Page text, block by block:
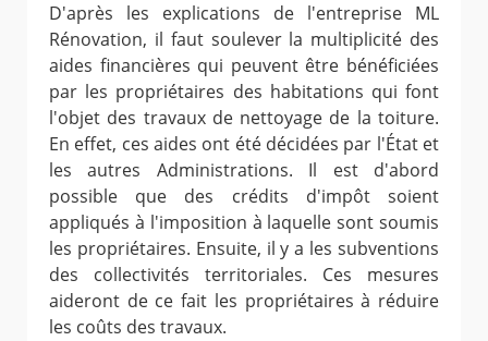
D'après les explications de l'entreprise ML
Rénovation, il faut soulever la multiplicité des
aides financières qui peuvent être bénéficiées
par les propriétaires des habitations qui font
l'objet des travaux de nettoyage de la toiture.
En effet, ces aides ont été décidées par l'État et
les autres Administrations. Il est d'abord
possible que des crédits d'impôt soient
appliqués à l'imposition à laquelle sont soumis
les propriétaires. Ensuite, il y a les subventions
des collectivités territoriales. Ces mesures
aideront de ce fait les propriétaires à réduire
les coûts des travaux.